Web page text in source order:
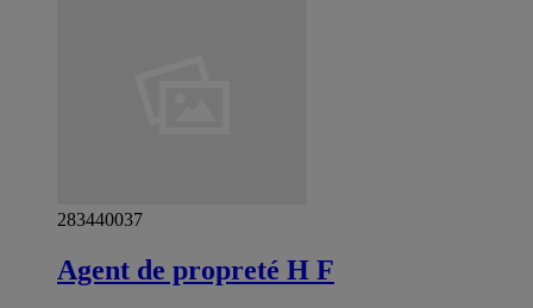
283440037
Agent de propreté H F